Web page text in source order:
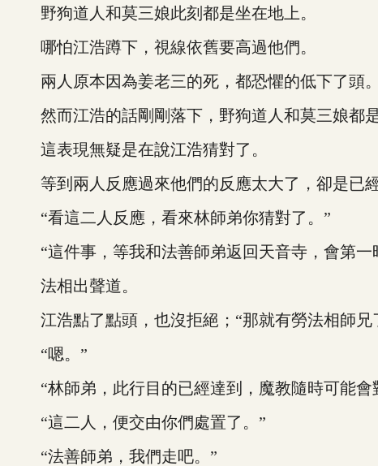
野狗道人和莫三娘此刻都是坐在地上。
哪怕江浩蹲下，視線依舊要高過他們。
兩人原本因為姜老三的死，都恐懼的低下了頭。
然而江浩的話剛剛落下，野狗道人和莫三娘都是
這表現無疑是在說江浩猜對了。
等到兩人反應過來他們的反應太大了，卻是已經
“看這二人反應，看來林師弟你猜對了。”
“這件事，等我和法善師弟返回天音寺，會第一
法相出聲道。
江浩點了點頭，也沒拒絕；“那就有勞法相師兄
“嗯。”
“林師弟，此行目的已經達到，魔教隨時可能會
“這二人，便交由你們處置了。”
“法善師弟，我們走吧。”